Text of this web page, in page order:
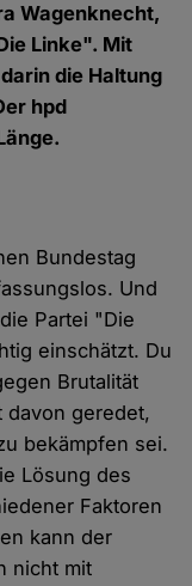
Wagenknecht,
Linke". Mit
die Haltung
hpd
Bundestag
Und
Partei "Die
einschätzt. Du
Brutalität
davon geredet,
bekämpfen sei.
Lösung des
Faktoren
kann der
nicht mit